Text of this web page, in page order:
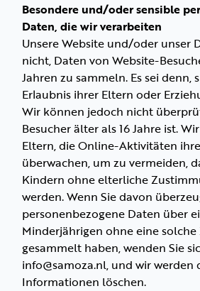
Besondere und/oder sensible
Daten, die wir verarbeiten
Unsere Website und/oder unser
nicht, Daten von Website-
Jahren zu sammeln. Es sei denn,
Erlaubnis ihrer Eltern oder
Wir können jedoch nicht
Besucher älter als 16 Jahre ist.
Eltern, die Online-Aktivitäten
überwachen, um zu vermeiden,
Kindern ohne elterliche
werden. Wenn Sie davon
personenbezogene Daten über
Minderjährigen ohne eine
gesammelt haben, wenden Sie
info@samoza.nl, und wir werden
Informationen löschen.